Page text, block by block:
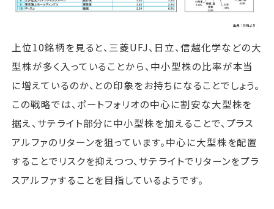
上位10銘柄を見ると、三菱UFJ、日立、信越化学などの大
型株が多く入っていることから、中小型株の比率が本当
に増えているのか、との印象をお持ちになることでしょう。
この戦略では、ポートフォリオの中心に割安な大型株を
据え、サテライト部分に中小型株を加えることで、プラス
アルファのリターンを狙っています。中心に大型株を配置
することでリスクを抑えつつ、サテライトでリターンをプラ
スアルファすることを目指しているようです。